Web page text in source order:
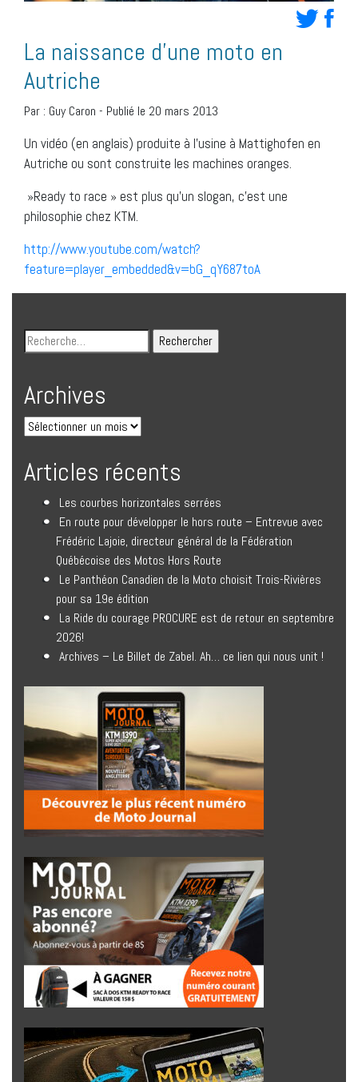
La naissance d’une moto en
Autriche
Par : Guy Caron - Publié le 20 mars 2013
Un vidéo (en anglais) produite à l’usine à Mattighofen en
Autriche ou sont construite les machines oranges.
»Ready to race » est plus qu’un slogan, c’est une
philosophie chez KTM.
http://www.youtube.com/watch?
feature=player_embedded&v=bG_qY687toA
Archives
Articles récents
Les courbes horizontales serrées
En route pour développer le hors route – Entrevue avec
Frédéric Lajoie, directeur général de la Fédération
Québécoise des Motos Hors Route
Le Panthéon Canadien de la Moto choisit Trois-Rivières
pour sa 19e édition
La Ride du courage PROCURE est de retour en septembre
2026!
Archives – Le Billet de Zabel. Ah… ce lien qui nous unit !